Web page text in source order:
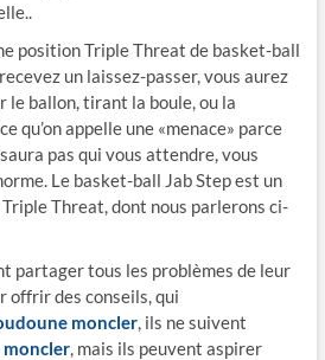
position Triple Threat de basket-ball
un laissez-passer, vous aurez
ballon, tirant la boule, ou la
qu’on appelle une «menace» parce
pas qui vous attendre, vous
Le basket-ball Jab Step est un
Threat, dont nous parlerons ci-
partager tous les problèmes de leur
offrir des conseils, qui
moncler, ils ne suivent
, mais ils peuvent aspirer